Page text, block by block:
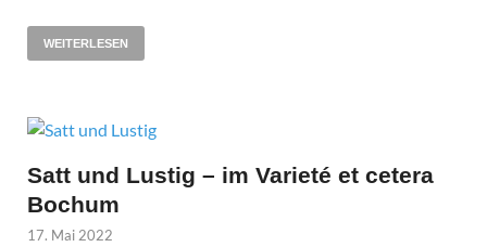
WEITERLESEN
Satt und Lustig – im Varieté et cetera
Bochum
17. Mai 2022